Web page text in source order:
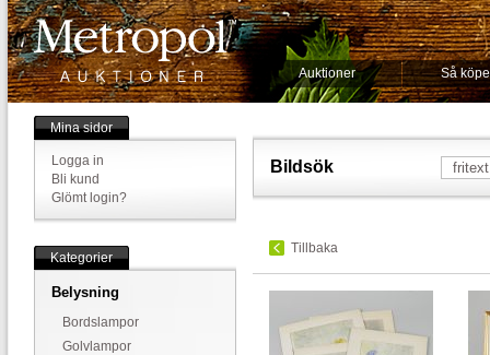
Auktioner Så
Mina sidor
Logga in
Bli kund
Glömt login?
Kategorier
Belysning
Bordslampor
Golvlampor
Bildsök
Tillbaka